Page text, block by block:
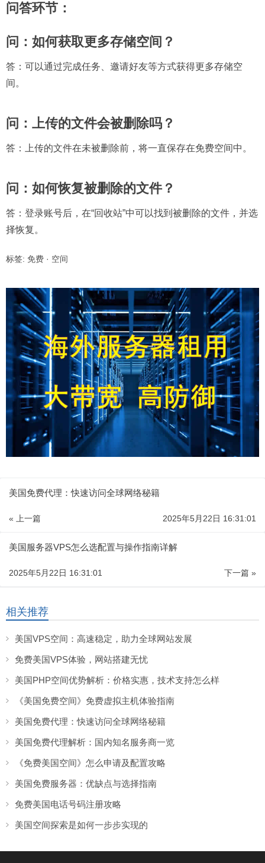
问答环节：
问：如何获取更多存储空间？
答：可以通过完成任务、邀请好友等方式获得更多存储空
间。
问：上传的文件会被删除吗？
答：上传的文件在未被删除前，将一直保存在免费空间中。
问：如何恢复被删除的文件？
答：登录账号后，在“回收站”中可以找到被删除的文件，并选
择恢复。
标签: 免费 · 空间
美国免费代理：快速访问全球网络秘籍
« 上一篇 2025年5月22日 16:31:01
美国服务器VPS怎么选配置与操作指南详解
下一篇 »
2025年5月22日 16:31:01
相关推荐
美国VPS空间：高速稳定，助力全球网站发展
免费美国VPS体验，网站搭建无忧
美国PHP空间优势解析：价格实惠，技术支持怎么样
《美国免费空间》免费虚拟主机体验指南
美国免费代理：快速访问全球网络秘籍
美国免费代理解析：国内知名服务商一览
《免费美国空间》怎么申请及配置攻略
美国免费服务器：优缺点与选择指南
免费美国电话号码注册攻略
美国空间探索是如何一步步实现的